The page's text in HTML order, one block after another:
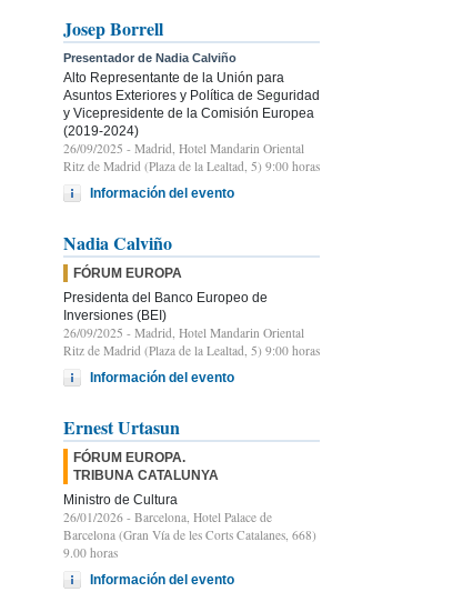
Josep Borrell
Presentador de Nadia Calviño
Alto Representante de la Unión para
Asuntos Exteriores y Política de Seguridad
y Vicepresidente de la Comisión Europea
(2019-2024)
26/09/2025 - Madrid, Hotel Mandarin Oriental
Ritz de Madrid (Plaza de la Lealtad, 5) 9:00 horas
Información del evento
Nadia Calviño
FÓRUM EUROPA
Presidenta del Banco Europeo de
Inversiones (BEI)
26/09/2025 - Madrid, Hotel Mandarin Oriental
Ritz de Madrid (Plaza de la Lealtad, 5) 9:00 horas
Información del evento
Ernest Urtasun
FÓRUM EUROPA.
TRIBUNA CATALUNYA
Ministro de Cultura
26/01/2026 - Barcelona, Hotel Palace de
Barcelona (Gran Vía de les Corts Catalanes, 668)
9.00 horas
Información del evento